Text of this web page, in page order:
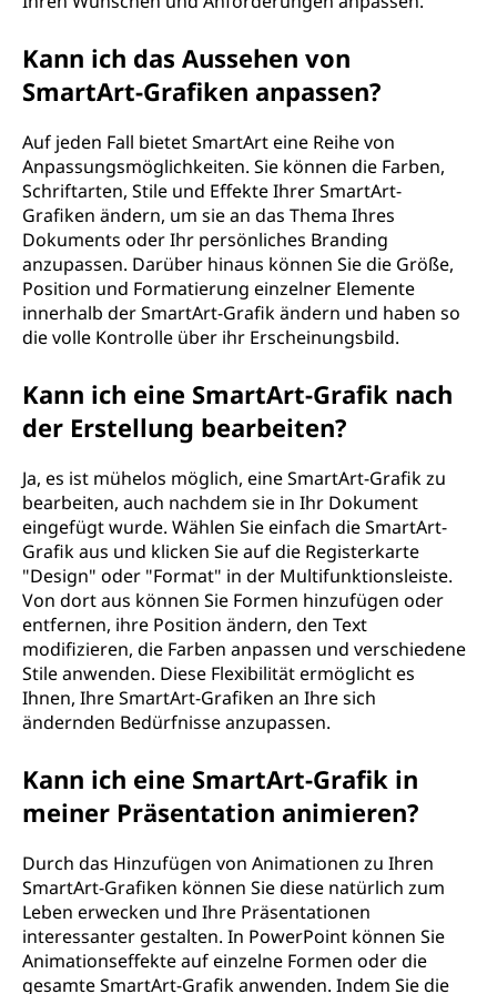
Kann ich das Aussehen von
SmartArt-Grafiken anpassen?
Auf jeden Fall bietet SmartArt eine Reihe von
Anpassungsmöglichkeiten. Sie können die Farben,
Schriftarten, Stile und Effekte Ihrer SmartArt-
Grafiken ändern, um sie an das Thema Ihres
Dokuments oder Ihr persönliches Branding
anzupassen. Darüber hinaus können Sie die Größe,
Position und Formatierung einzelner Elemente
innerhalb der SmartArt-Grafik ändern und haben so
die volle Kontrolle über ihr Erscheinungsbild.
Kann ich eine SmartArt-Grafik nach
der Erstellung bearbeiten?
Ja, es ist mühelos möglich, eine SmartArt-Grafik zu
bearbeiten, auch nachdem sie in Ihr Dokument
eingefügt wurde. Wählen Sie einfach die SmartArt-
Grafik aus und klicken Sie auf die Registerkarte
"Design" oder "Format" in der Multifunktionsleiste.
Von dort aus können Sie Formen hinzufügen oder
entfernen, ihre Position ändern, den Text
modifizieren, die Farben anpassen und verschiedene
Stile anwenden. Diese Flexibilität ermöglicht es
Ihnen, Ihre SmartArt-Grafiken an Ihre sich
ändernden Bedürfnisse anzupassen.
Kann ich eine SmartArt-Grafik in
meiner Präsentation animieren?
Durch das Hinzufügen von Animationen zu Ihren
SmartArt-Grafiken können Sie diese natürlich zum
Leben erwecken und Ihre Präsentationen
interessanter gestalten. In PowerPoint können Sie
Animationseffekte auf einzelne Formen oder die
gesamte SmartArt-Grafik anwenden. Indem Sie die